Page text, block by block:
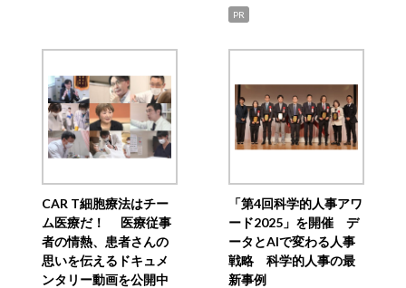
PR
CAR T細胞療法はチー
ム医療だ！ 医療従事
者の情熱、患者さんの
思いを伝えるドキュメ
ンタリー動画を公開中
「第4回科学的人事アワ
ード2025」を開催 デ
ータとAIで変わる人事
戦略 科学的人事の最
新事例